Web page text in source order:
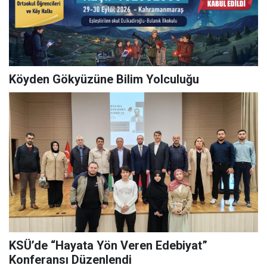
Köyden Gökyüzüne Bilim Yolculuğu
KSÜ’de “Hayata Yön Veren Edebiyat”
Konferansı Düzenlendi